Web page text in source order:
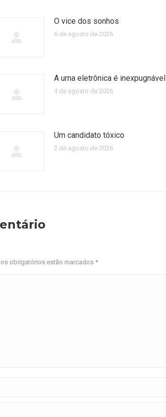
O vice dos sonhos
6 de agosto de 2026
A urna eletrônica é inexpugnável
4 de agosto de 2026
Um candidato tóxico
2 de agosto de 2026
obrigatórios estão marcados *